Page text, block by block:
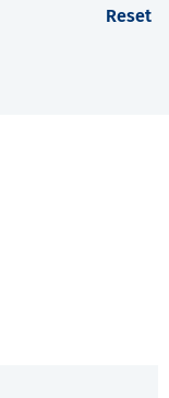
Reset